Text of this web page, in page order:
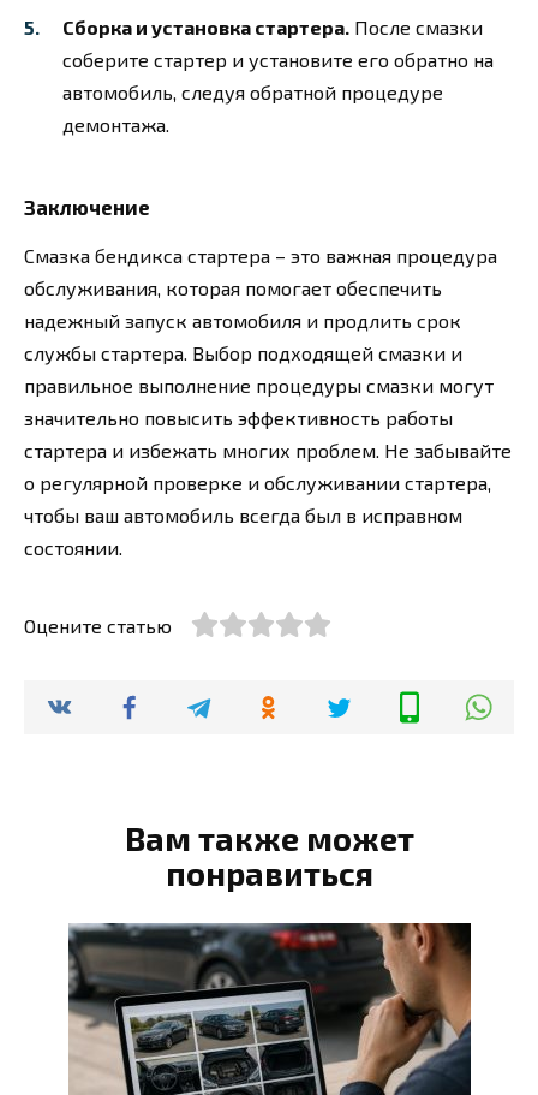
Сборка и установка стартера. После смазки
соберите стартер и установите его обратно на
автомобиль, следуя обратной процедуре
демонтажа.
Заключение
Смазка бендикса стартера – это важная процедура
обслуживания, которая помогает обеспечить
надежный запуск автомобиля и продлить срок
службы стартера. Выбор подходящей смазки и
правильное выполнение процедуры смазки могут
значительно повысить эффективность работы
стартера и избежать многих проблем. Не забывайте
о регулярной проверке и обслуживании стартера,
чтобы ваш автомобиль всегда был в исправном
состоянии.
Оцените статью
Вам также может
понравиться